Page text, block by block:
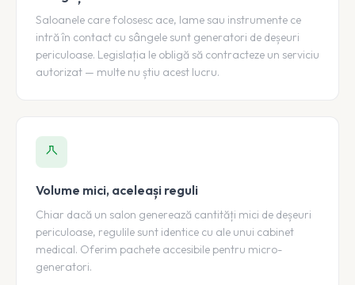
Saloanele care folosesc ace, lame sau instrumente ce
intră în contact cu sângele sunt generatori de deșeuri
periculoase. Legislația le obligă să contracteze un serviciu
autorizat — multe nu știu acest lucru.
Volume mici, aceleași reguli
Chiar dacă un salon generează cantități mici de deșeuri
periculoase, regulile sunt identice cu ale unui cabinet
medical. Oferim pachete accesibile pentru micro-
generatori.